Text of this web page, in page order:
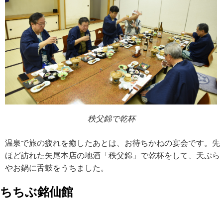
秩父錦で乾杯
温泉で旅の疲れを癒したあとは、お待ちかねの宴会です。先
ほど訪れた矢尾本店の地酒「秩父錦」で乾杯をして、天ぷら
やお鍋に舌鼓をうちました。
ちちぶ銘仙館